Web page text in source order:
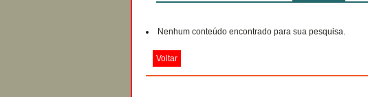
Nenhum conteúdo encontrado para sua pesquisa.
Voltar